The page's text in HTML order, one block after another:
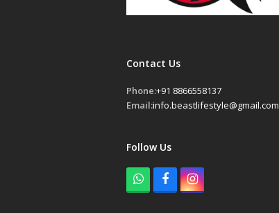
Contact Us
Phone:+91 8866558137
Email:info.beastlifestyle@gmail.com
Follow Us
W
h
F
a
I
n